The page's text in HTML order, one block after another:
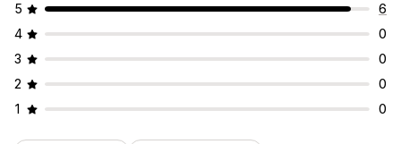
5
6
4
0
3
0
2
0
1
0